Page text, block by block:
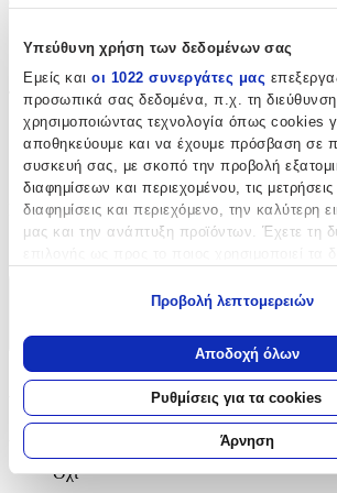
Υπεύθυνη χρήση των δεδομένων σας
Εμείς και οι 1022 συνεργάτες μας
προσωπικά σας δεδομένα, π.χ. τη
χρησιμοποιώντας τεχνολογία όπως cookies
αποθηκεύουμε και να έχουμε πρόσβαση σε
συσκευή σας, με σκοπό την προβολή
διαφημίσεων και περιεχομένου, τις
διαφημίσεις και περιεχόμενο, την καλύτερη
μας και την ανάπτυξη προϊόντων. Έχετε τη
Να συλλέξουμε πληροφορίες σχετικά
σας τοποθεσία, οι οποίες μπορεί να είναι
απόσταση μερικών μέτρων
Να αναγνωρίσουμε τη συσκευή σας
για συγκεκριμένα χαρακτηριστικά
Μάθετε περισσότερα σχετικά με τον τρόπο
προσωπικών σας δεδομένων και καθορίστε
Προβολή λεπτομερειών
Αποδοχή όλων
Ρυθμίσεις για τα cookies
Άρνηση
5
lt
Τεμάχια:
2
τμχ
Κατασκευαστής:
+
Χαρακτηριστικά
Αντισηπτικό
Όχι